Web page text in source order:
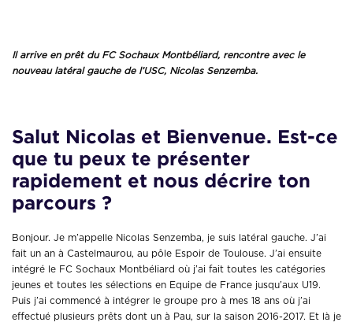
Il arrive en prêt du FC Sochaux Montbéliard, rencontre avec le
nouveau latéral gauche de l’USC, Nicolas Senzemba.
Salut Nicolas et Bienvenue. Est-ce
que tu peux te présenter
rapidement et nous décrire ton
parcours ?
Bonjour. Je m’appelle Nicolas Senzemba, je suis latéral gauche. J’ai
fait un an à Castelmaurou, au pôle Espoir de Toulouse. J’ai ensuite
intégré le FC Sochaux Montbéliard où j’ai fait toutes les catégories
jeunes et toutes les sélections en Equipe de France jusqu’aux U19.
Puis j’ai commencé à intégrer le groupe pro à mes 18 ans où j’ai
effectué plusieurs prêts dont un à Pau, sur la saison 2016-2017. Et là je